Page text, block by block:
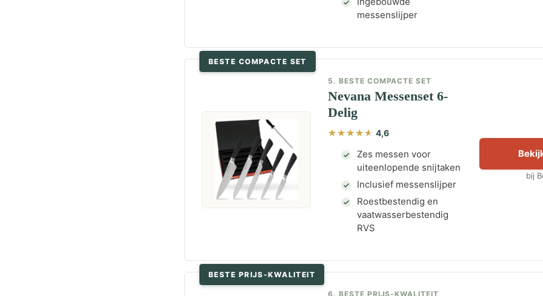
messenslijper
BESTE COMPACTE SET
5. BESTE COMPACTE SET
Nevana Messenset 6-
Delig
4,6
Zes messen voor
uiteenlopende snijtaken
Inclusief messenslijper
Roestbestendig en
vaatwasserbestendig
RVS
bij
BESTE PRIJS-KWALITEIT
6. BESTE PRIJS-KWALITEIT